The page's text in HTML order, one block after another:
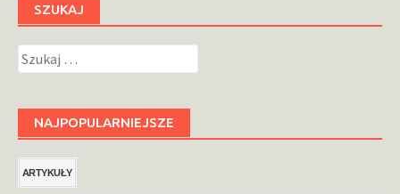
SZUKAJ
Szukaj:
NAJPOPULARNIEJSZE
ARTYKUŁY